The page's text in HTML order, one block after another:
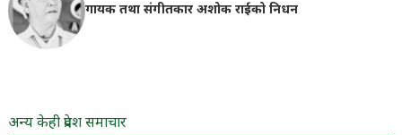
गायक तथा संगीतकार अशोक राईको निधन
अन्य केही प्रदेश समाचार